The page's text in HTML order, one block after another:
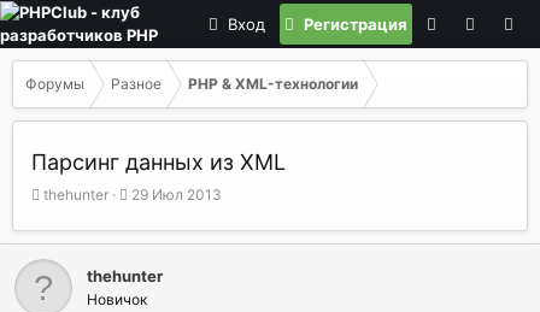
Вход Регистрация
Форумы Разное PHP & XML-технологии
Парсинг данных из XML
А
т
о
р
т
thehunter
Д
т
н
а
29 Июл 2013
thehunter
Новичок